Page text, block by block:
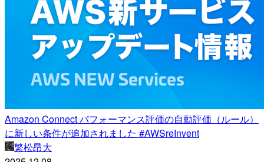
Amazon Connect パフォーマンス評価の自動評価（ルール）
に新しい条件が追加されました #AWSreInvent
繁松昂大